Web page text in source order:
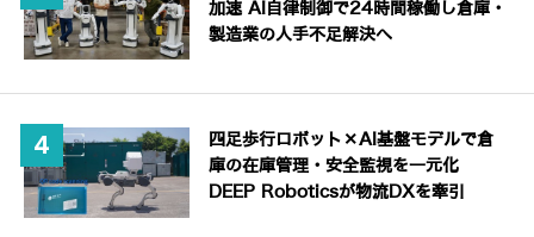
加速 AI自律制御で24時間稼働し倉庫・
製造業の人手不足解決へ
四足歩行ロボット×AI基盤モデルで倉
庫の在庫管理・安全監視を一元化
DEEP Roboticsが物流DXを牽引